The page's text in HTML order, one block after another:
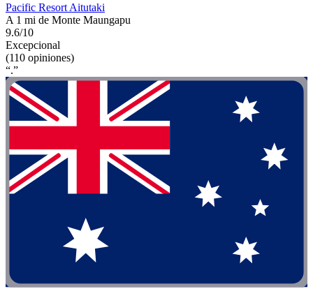
Pacific Resort Aitutaki
A 1 mi de Monte Maungapu
9.6/10
Excepcional
(110 opiniones)
“.”